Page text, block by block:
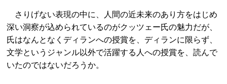
さりげない表現の中に、人間の近未来のあり方をはじめ
深い洞察が込められているのがクッツェー氏の魅力だが、
氏はなんとなくディランへの授賞を、ディランに限らず、
文学というジャンル以外で活躍する人への授賞を、読んで
いたのではないだろうか。